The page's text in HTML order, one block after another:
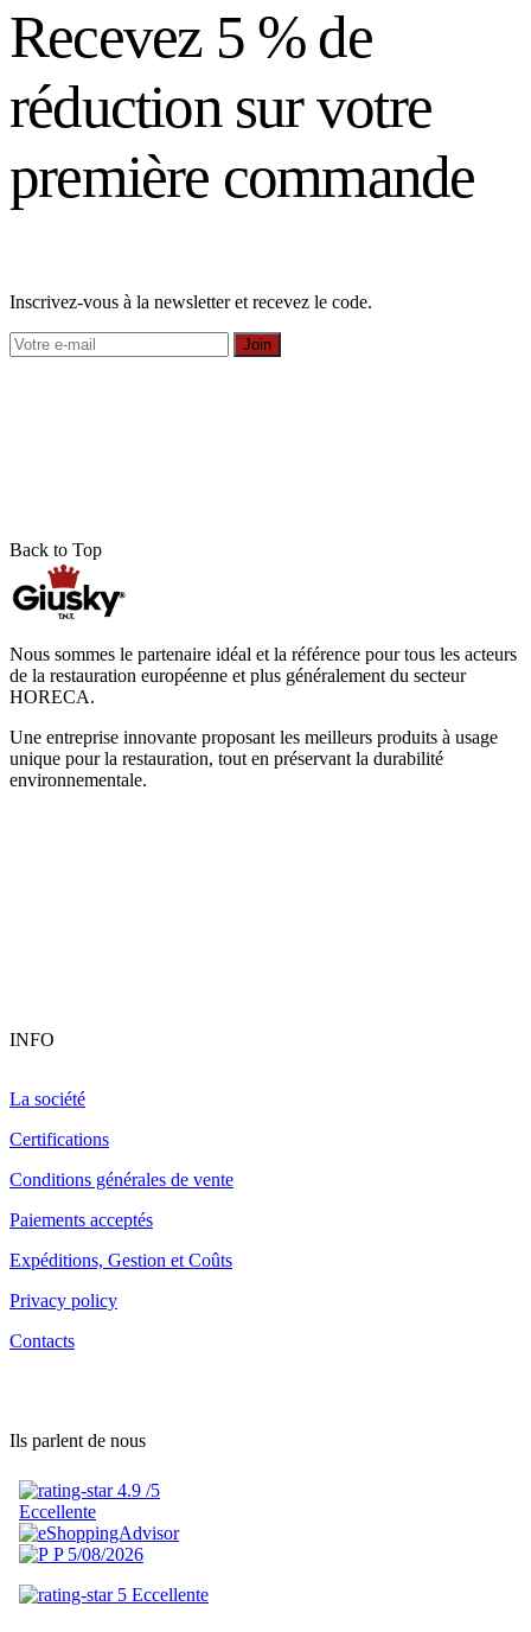
Recevez 5 % de
réduction sur votre
première commande
Inscrivez-vous à la newsletter et recevez le code.
Join
Back to Top
Nous sommes le partenaire idéal et la référence pour tous les acteurs
de la restauration européenne et plus généralement du secteur
HORECA.
Une entreprise innovante proposant les meilleurs produits à usage
unique pour la restauration, tout en préservant la durabilité
environnementale.
INFO
La société
Certifications
Conditions générales de vente
Paiements acceptés
Expéditions, Gestion et Coûts
Privacy policy
Contacts
Ils parlent de nous